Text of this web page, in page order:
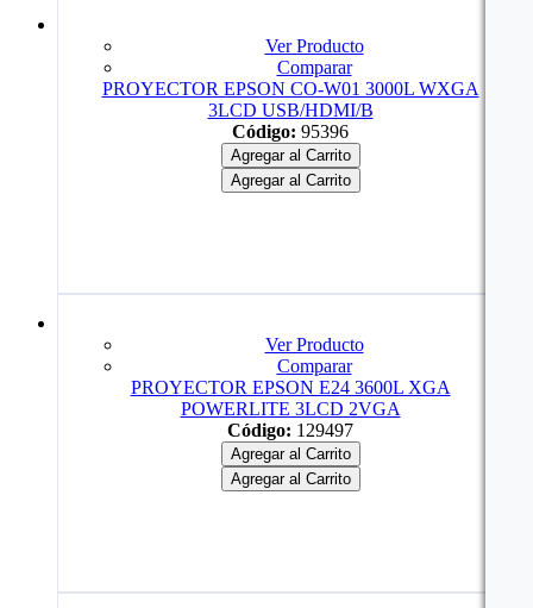
Ver Producto
Comparar
PROYECTOR EPSON CO-W01 3000L WXGA
3LCD USB/HDMI/B
Código: 95396
Agregar al Carrito
Agregar al Carrito
Ver Producto
Comparar
PROYECTOR EPSON E24 3600L XGA
POWERLITE 3LCD 2VGA
Código: 129497
Agregar al Carrito
Agregar al Carrito